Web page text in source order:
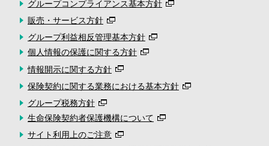
グループコンプライアンス基本方針
販売・サービス方針
グループ利益相反管理基本方針
個人情報の保護に関する方針
情報開示に関する方針
保険契約に関する業務における基本方針
グループ税務方針
生命保険契約者保護機構について
サイト利用上のご注意